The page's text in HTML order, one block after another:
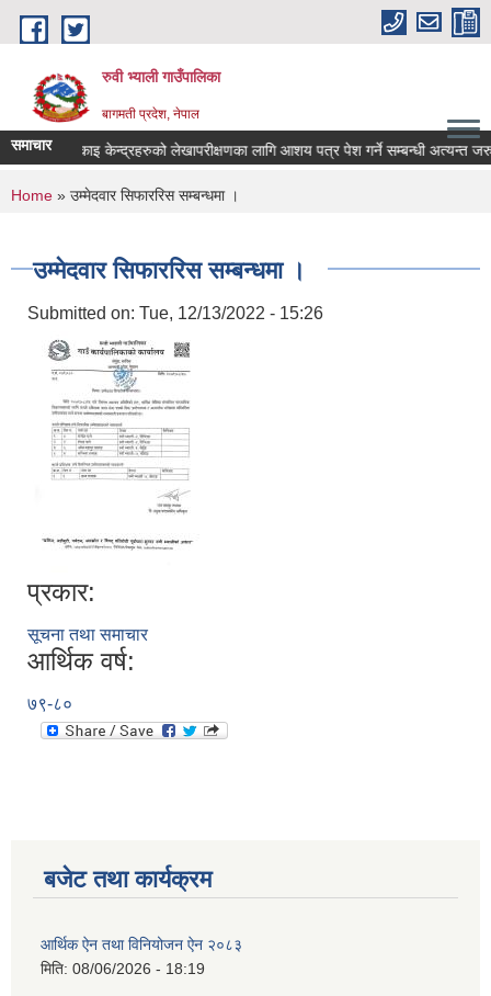
Skip to main content
रुवी भ्याली गाउँपालिका
बागमती प्रदेश, नेपाल
समाचार
तथा सामुदायिक सिकाइ केन्द्रहरुको लेखापरीक्षणका लागि आशय पत्र पेश गर्ने सम्बन्धी अत्यन्त
You are here
Home » उम्मेदवार सिफाररिस सम्बन्धमा ।
उम्मेदवार सिफाररिस सम्बन्धमा ।
Submitted on: Tue, 12/13/2022 - 15:26
प्रकार:
सूचना तथा समाचार
आर्थिक वर्ष:
७९-८०
बजेट तथा कार्यक्रम
आर्थिक ऐन तथा विनियोजन ऐन २०८३
मिति: 08/06/2026 - 18:19